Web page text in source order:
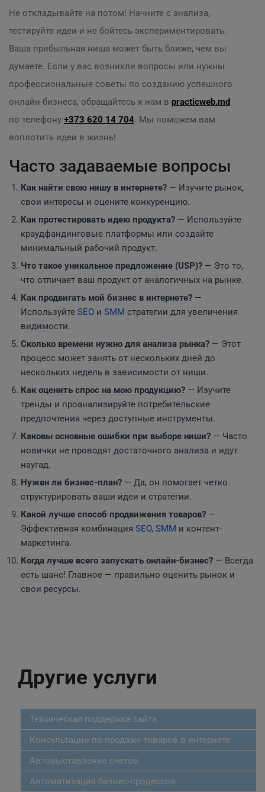
Не откладывайте на потом! Начните с анализа,
тестируйте идеи и не бойтесь экспериментировать.
Ваша прибыльная ниша может быть ближе, чем вы
думаете. Если у вас возникли вопросы или нужны
профессиональные советы по созданию успешного
онлайн-бизнеса, обращайтесь к нам в practicweb.md
по телефону +373 620 14 704. Мы поможем вам
воплотить идеи в жизнь!
Часто задаваемые вопросы
Как найти свою нишу в интернете? — Изучите рынок,
свои интересы и оцените конкуренцию.
Как протестировать идею продукта? — Используйте
краудфандинговые платформы или создайте
минимальный рабочий продукт.
Что такое уникальное предложение (USP)? — Это то,
что отличает ваш продукт от аналогичных на рынке.
Как продвигать мой бизнес в интернете? —
Используйте SEO и SMM стратегии для увеличения
видимости.
Сколько времени нужно для анализа рынка? — Этот
процесс может занять от нескольких дней до
нескольких недель в зависимости от ниши.
Как оценить спрос на мою продукцию? — Изучите
тренды и проанализируйте потребительские
предпочтения через доступные инструменты.
Каковы основные ошибки при выборе ниши? — Часто
новички не проводят достаточного анализа и идут
наугад.
Нужен ли бизнес-план? — Да, он помогает четко
структурировать ваши идеи и стратегии.
Какой лучше способ продвижения товаров? —
Эффективная комбинация SEO, SMM и контент-
маркетинга.
Когда лучше всего запускать онлайн-бизнес? — Всегда
есть шанс! Главное — правильно оценить рынок и
свои ресурсы.
Другие услуги
Техническая поддержка сайта
Консультации по продаже товаров в интернете
Автовыставление счетов
Автоматизация бизнес-процессов